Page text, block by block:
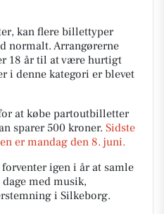
kan flere billettyper
normalt. Arrangørerne
18 år til at være hurtigt
i denne kategori er blevet
at købe partoutbilletter
sparer 500 kroner. Sidste
er mandag den 8. juni.
igen i år at samle
med musik,
i Silkeborg.